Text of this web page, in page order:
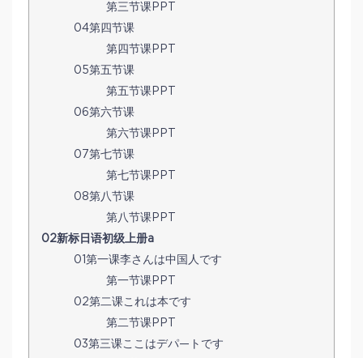
第三节课PPT
04第四节课
第四节课PPT
05第五节课
第五节课PPT
06第六节课
第六节课PPT
07第七节课
第七节课PPT
08第八节课
第八节课PPT
02新标日语初级上册a
01第一课李さんは中国人です
第一节课PPT
02第二课これは本です
第二节课PPT
03第三课ここはデパ—トです